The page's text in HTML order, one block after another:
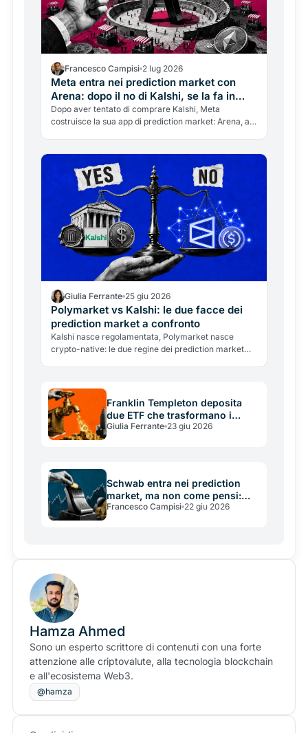
Francesco Campisi 2 lug 2026
Meta entra nei prediction market con
Arena: dopo il no di Kalshi, se la fa in
casa
Dopo aver tentato di comprare Kalshi, Meta
costruisce la sua app di prediction market: Arena, a
Giulia Ferrante 25 giu 2026
Polymarket vs Kalshi: le due facce dei
prediction market a confronto
Kalshi nasce regolamentata, Polymarket nasce
crypto-native: le due regine dei prediction market
Franklin Templeton deposita
due ETF che trasformano i
dividendi delle azioni in Bitcoin
Giulia Ferrante 23 giu 2026
Schwab entra nei prediction
market, ma non come pensi:
cosa cambia per Kalshi e
Francesco Campisi 22 giu 2026
Hamza Ahmed
Sono un esperto scrittore di contenuti con una forte
attenzione alle criptovalute, alla tecnologia blockchain
e all'ecosistema Web3.
@hamza